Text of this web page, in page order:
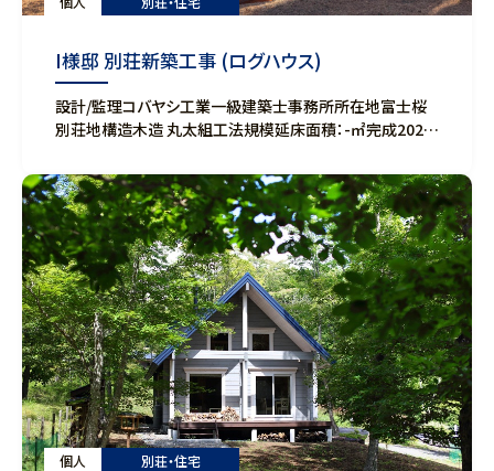
I様邸 別荘新築工事 (ログハウス)
設計/監理コバヤシ工業一級建築士事務所所在地富士桜
別荘地構造木造 丸太組工法規模延床面積：-㎡完成2025
個人 別荘・住宅